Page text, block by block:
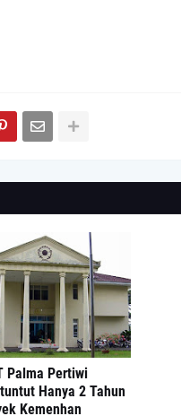
Palma Pertiwi
Hanya 2 Tahun
Kemenhan